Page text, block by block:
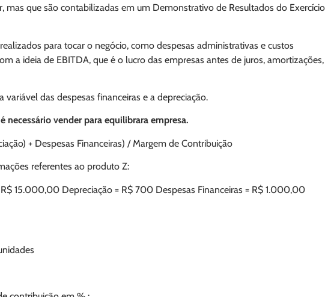
mas que são contabilizadas em um Demonstrativo de Resultados do Exercício
para tocar o negócio, como despesas administrativas e custos
a ideia de EBITDA, que é o lucro das empresas antes de juros, amortizações,
das despesas financeiras e a depreciação.
vender para equilibrara empresa.
+ Despesas Financeiras) / Margem de Contribuição
referentes ao produto Z:
R$ 15.000,00 Depreciação = R$ 700 Despesas Financeiras = R$ 1.000,00